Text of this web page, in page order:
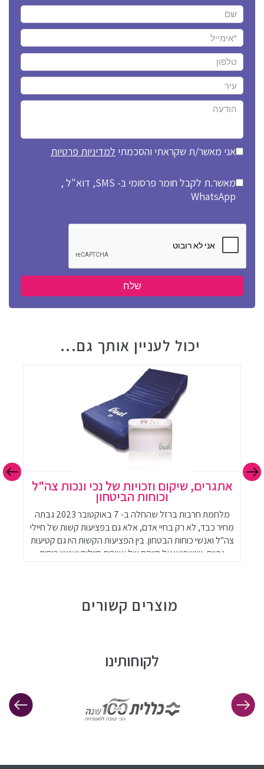
מאשר.ת לקבל חומר פרסומי ב- SMS, דוא"ל ,
WhatsApp
אני מאשר/ת שקראתי והסכמתי למדיניות פרטיות
יכול לעניין אותך גם...
אתגרים, שיקום וזכויות של נכי ונכות צה"ל
וכוחות הביטחון
מלחמת חרבות ברזל שהחלה ב- 7 באוקטובר 2023 גבתה
מחיר כבד, לא רק בחיי אדם, אלא גם בפציעות קשות של חיילי
צה"ל ואנשי כוחות הבטחון. בין הפציעות הקשות היו גם קטיעות
גפיים, שישפיעו על חייהם של עשרות חיילים ואנשי כוחות
מוצרים קשורים
לקוחותינו